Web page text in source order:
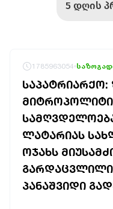
1785963054
ᲡᲐᲞᲐᲢᲠᲘᲐᲠᲥᲝ:
ᲛᲘᲢᲠᲝᲞᲝᲚᲘᲢᲘ
ᲚᲐᲢᲐᲠᲘᲐᲡ
ᲝᲯᲐᲮᲡ
ᲞᲐᲜᲐᲨᲕᲘᲓᲘ